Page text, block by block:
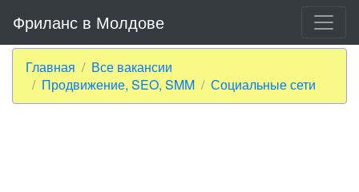
Фриланс в Молдове
Главная
Все вакансии
Продвижение, SEO, SMM
Социальные сети